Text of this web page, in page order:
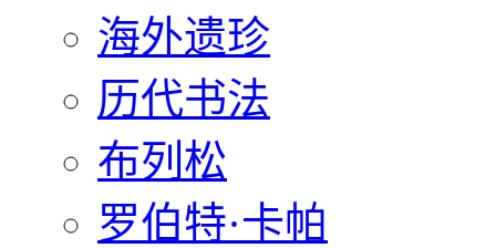
海外遗珍
历代书法
布列松
罗伯特·卡帕